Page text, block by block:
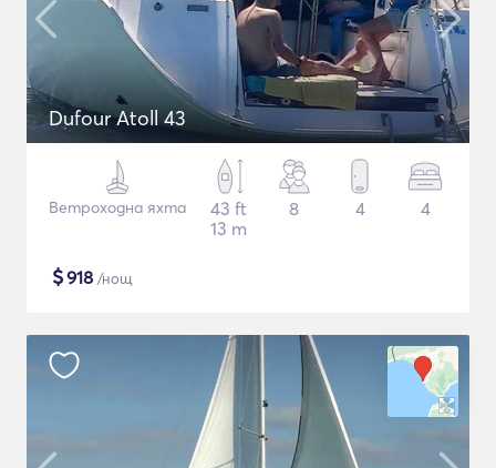
Dufour Atoll 43
Ветроходна яхта
43 ft
13 m
8 4 4
$918 /нощ